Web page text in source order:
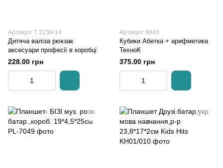
Артикул: T 2159-14
Дитяча валіза рюкзак
аксесуари професії в коробці
228.00 грн
Артикул: 8843
Кубики Абетка + арифметика
ТехноК
375.00 грн